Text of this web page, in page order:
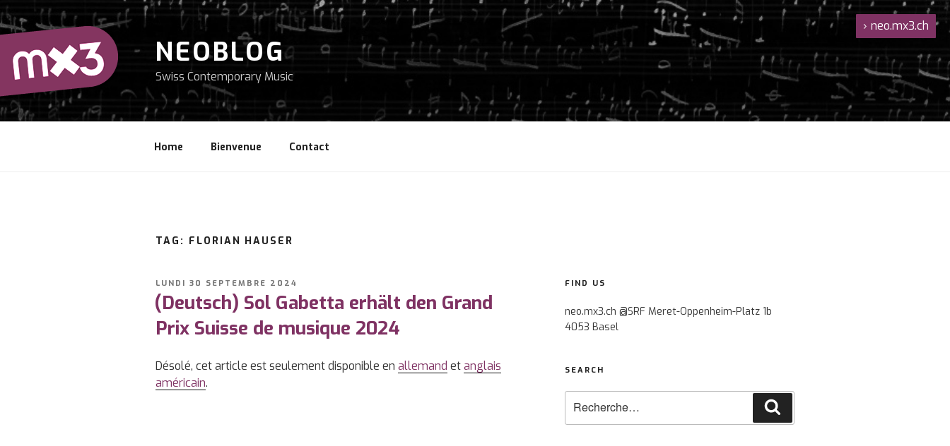
Aller
au
principal
NEOBLOG
Swiss Contemporary Music
Home Bienvenue Contact
› neo.mx3.ch
TAG: FLORIAN HAUSER
PUBLIÉ
LE
LUNDI 30 SEPTEMBRE 2024
(Deutsch) Sol Gabetta erhält den Grand
Prix Suisse de musique 2024
Désolé, cet article est seulement disponible en allemand etanglais
américain.
FIND US
neo.mx3.ch @SRF Meret-Oppenheim-Platz 1b
4053 Basel
SEARCH
pour
: